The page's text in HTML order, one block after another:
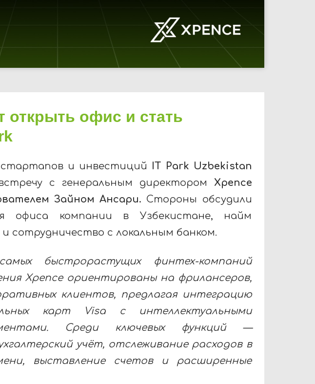
открыть офис и стать
и инвестиций IT Park Uzbekistan
с генеральным директором Xpence
Зайном Ансари. Стороны обсудили
офиса компании в Узбекистане, найм
сотрудничество с локальным банком.
быстрорастущих финтех-компаний
Xpence ориентированы на фрилансеров,
клиентов, предлагая интеграцию
карт Visa с интеллектуальными
Среди ключевых функций —
учёт, отслеживание расходов в
выставление счетов и расширенные